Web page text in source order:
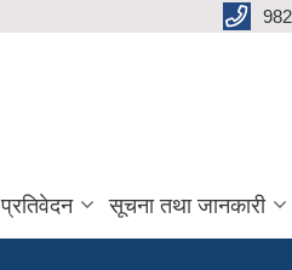
प्रतिवेदन सूचना तथा जानकारी